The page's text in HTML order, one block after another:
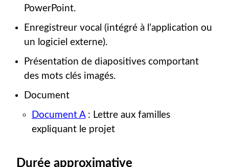
PowerPoint.
Enregistreur vocal (intégré à l’application ou
un logiciel externe).
Présentation de diapositives comportant
des mots clés imagés.
Document
Document A: Lettre aux familles
expliquant le projet
Durée approximative